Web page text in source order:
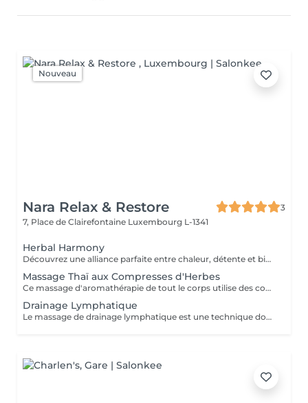
Nouveau
Nara Relax & Restore
3
7, Place de Clairefontaine Luxembourg L-1341
Herbal Harmony
Découvrez une alliance parfaite entre chaleur, détente et bien-être thaïlandais traditionnel. Ce soin luxueux débute par un massage aux compresses d'herbes thaïlandaises utilisant des pochons d'herbes chauffés à la vapeur pour détendre les muscles et favoriser une profonde relaxation, suivi d'une séance revitalisante de réflexologie plantaire thaïlandaise. Comprend : Massage aux compresses d'herbes thaïlandaises 90 min Réflexologie plantaire thaïlandaise 30 min Durée totale : 120 min Une expérience de bien-être profondément relaxante conçue pour rétablir l'équilibre, soulager les tensions et vous procurer une sensation de fraîcheur et de sérénité.
Massage Thaï aux Compresses d'Herbes
Ce massage d'aromathérapie de tout le corps utilise des compresses chaudes remplies d'un mélange d'herbes et a un effet calmant. Deux compresses seront fournis pour être ramenés à la maison après le massage.
Drainage Lymphatique
Le massage de drainage lymphatique est une technique douce et rythmée qui stimule le système lymphatique, contribuant à l'élimination des toxines, à la réduction des gonflements et à la promotion d'une relaxation et d'un bien-être général.